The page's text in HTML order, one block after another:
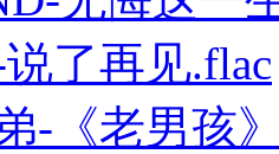
了再见.flac
-《老男孩